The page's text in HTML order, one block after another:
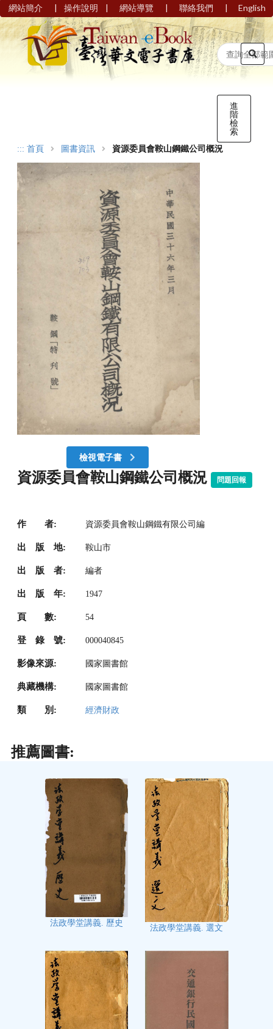
網站簡介 | 操作說明 | 網站導覽 | 聯絡我們 | English
進
階
檢
索
::: 首頁 圖書資訊 資源委員會鞍山鋼鐵公司概況
檢視電子書
資源委員會鞍山鋼鐵公司概況 問題回報
作 者: 資源委員會鞍山鋼鐵有限公司編
出 版 地: 鞍山市
出 版 者: 編者
出 版 年: 1947
頁 數: 54
登 錄 號: 000040845
影像來源: 國家圖書館
典藏機構: 國家圖書館
類 別: 經濟財政
推薦圖書:
法政學堂講義. 歷史
法政學堂講義. 選文